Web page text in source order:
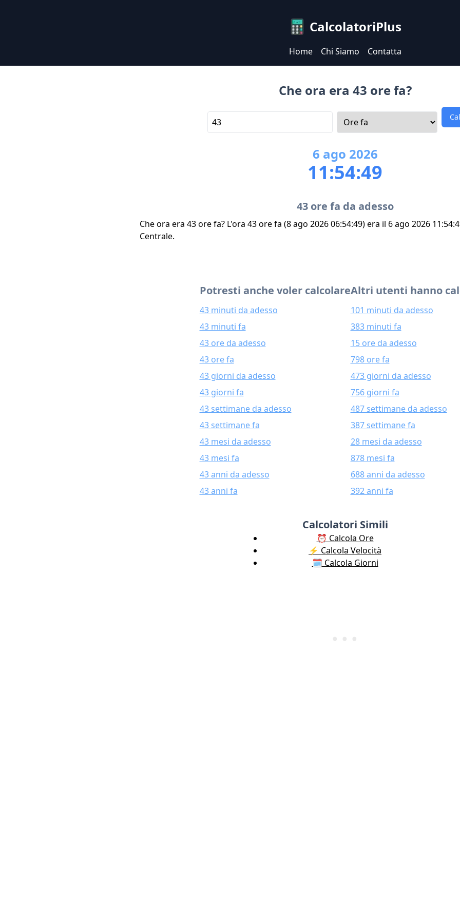
CalcolatoriPlus
Home Chi Siamo Contatta
Che ora era 43 ore fa?
6 ago 2026
11:54:49
43 ore fa da adesso
Che ora era 43 ore fa? L'ora 43 ore fa (8 ago 2026 06:54:49) era il 6 ago 2026
Centrale.
Potresti anche voler calcolare
43 minuti da adesso
43 minuti fa
43 ore da adesso
43 ore fa
43 giorni da adesso
43 giorni fa
43 settimane da adesso
43 settimane fa
43 mesi da adesso
43 mesi fa
43 anni da adesso
43 anni fa
Altri utenti hanno
101 minuti da adesso
383 minuti fa
15 ore da adesso
798 ore fa
473 giorni da adesso
756 giorni fa
487 settimane da adesso
387 settimane fa
28 mesi da adesso
878 mesi fa
688 anni da adesso
392 anni fa
Calcolatori Simili
⏰ Calcola Ore
⚡️ Calcola Velocità
🗓️ Calcola Giorni